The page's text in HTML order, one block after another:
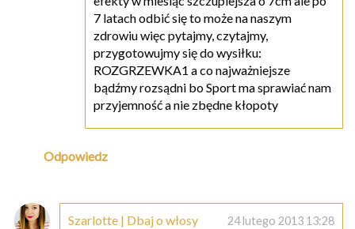
7 latach odbić się to może na naszym
zdrowiu więc pytajmy, czytajmy,
przygotowujmy się do wysiłku:
ROZGRZEWKA1 a co najważniejsze
bądźmy rozsądni bo Sport ma sprawiać nam
przyjemność a nie zbędne kłopoty
Odpowiedz
Szarlotte | Dbaj o włosy 24 lutego 2013 13:28